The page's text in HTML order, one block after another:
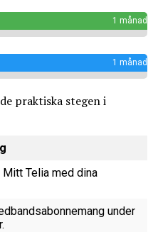
1 månad
1 månad
praktiska stegen i
Mitt Telia med dina
under